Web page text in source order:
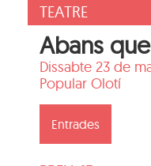
TEATRE
Abans
Dissabte 23 de
Popular Olotí
Entrades